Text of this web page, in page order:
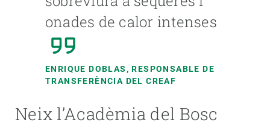
onades de calor intenses
ENRIQUE DOBLAS, RESPONSABLE DE
TRANSFERÈNCIA DEL CREAF
Neix l’Acadèmia del Bosc